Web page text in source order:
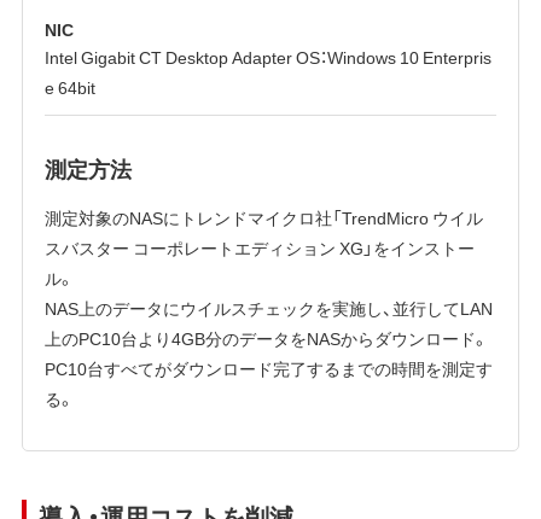
NIC
Intel Gigabit CT Desktop Adapter OS：Windows 10 Enterpris
e 64bit
測定方法
測定対象のNASにトレンドマイクロ社「TrendMicro ウイル
スバスター コーポレートエディション XG」をインストー
ル。
NAS上のデータにウイルスチェックを実施し、並行してLAN
上のPC10台より4GB分のデータをNASからダウンロード。
PC10台すべてがダウンロード完了するまでの時間を測定す
る。